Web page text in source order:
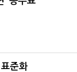
준화